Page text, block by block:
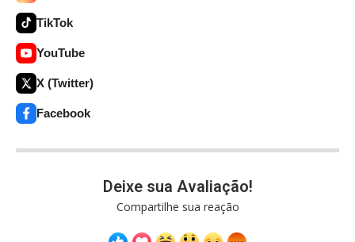
TikTok
YouTube
X (Twitter)
Facebook
Deixe sua Avaliação!
Compartilhe sua reação